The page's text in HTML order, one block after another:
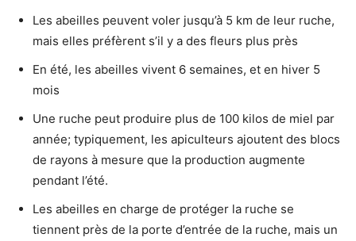
Les abeilles peuvent voler jusqu’à 5 km de leur ruche,
mais elles préfèrent s’il y a des fleurs plus près
En été, les abeilles vivent 6 semaines, et en hiver 5
mois
Une ruche peut produire plus de 100 kilos de miel par
année; typiquement, les apiculteurs ajoutent des blocs
de rayons à mesure que la production augmente
pendant l’été.
Les abeilles en charge de protéger la ruche se
tiennent près de la porte d’entrée de la ruche, mais un